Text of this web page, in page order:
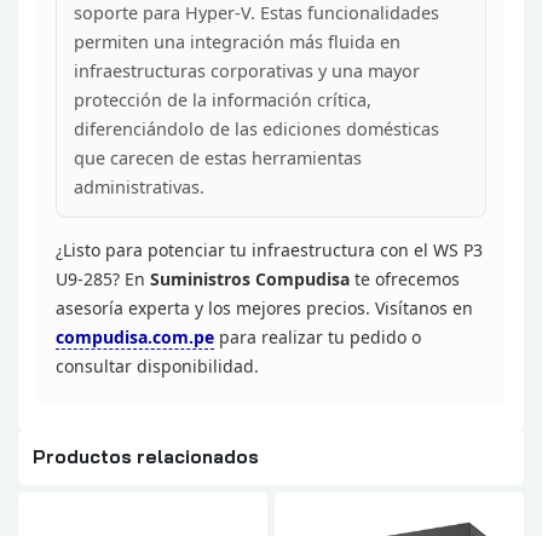
soporte para Hyper-V. Estas funcionalidades
permiten una integración más fluida en
infraestructuras corporativas y una mayor
protección de la información crítica,
diferenciándolo de las ediciones domésticas
que carecen de estas herramientas
administrativas.
¿Listo para potenciar tu infraestructura con el WS P3
U9-285? En Suministros Compudisa te ofrecemos
asesoría experta y los mejores precios. Visítanos en
compudisa.com.pe para realizar tu pedido o
consultar disponibilidad.
Productos relacionados